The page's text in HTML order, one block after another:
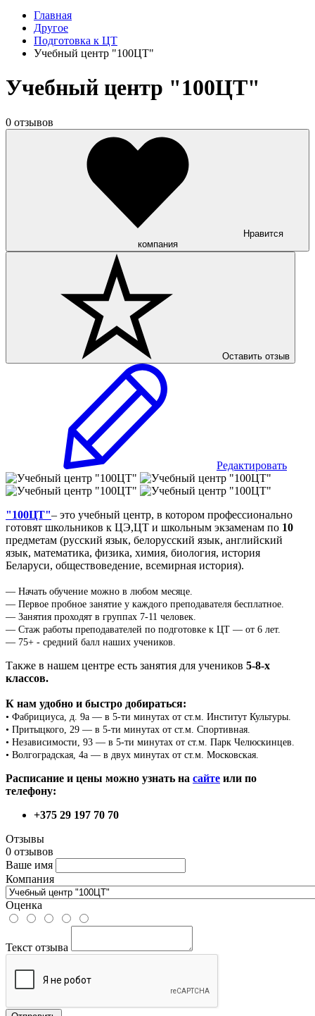
Главная
Другое
Подготовка к ЦТ
Учебный центр "100ЦТ"
Учебный центр "100ЦТ"
0 отзывов
Нравится
компания
Оставить отзыв
Редактировать
"100ЦТ"– это учебный центр, в котором профессионально
готовят школьников к ЦЭ,ЦТ и школьным экзаменам по 10
предметам (русский язык, белорусский язык, английский
язык, математика, физика, химия, биология, история
Беларуси, обществоведение, всемирная история).
— Начать обучение можно в любом месяце.
— Первое пробное занятие у каждого преподавателя бесплатное.
— Занятия проходят в группах 7-11 человек.
— Стаж работы преподавателей по подготовке к ЦТ — от 6 лет.
— 75+ - средний балл наших учеников.
Также в нашем центре есть занятия для учеников 5-8-х
классов.
К нам удобно и быстро добираться:
• Фабрициуса, д. 9а — в 5-ти минутах от ст.м. Институт Культуры.
• Притыцкого, 29 — в 5-ти минутах от ст.м. Спортивная.
• Независимости, 93 — в 5-ти минутах от ст.м. Парк Челюскинцев.
• Волгоградская, 4а — в двух минутах от ст.м. Московская.
Расписание и цены можно узнать на сайте или по
телефону:
+375 29 197 70 70
Отзывы
0 отзывов
Ваше имя
Компания
Оценка
Текст отзыва